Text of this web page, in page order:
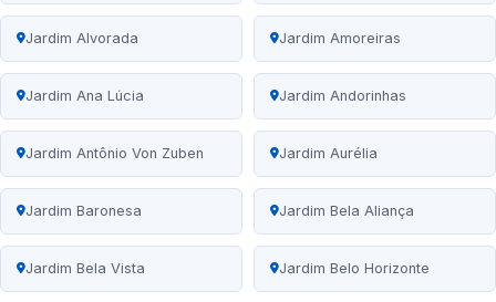
Jardim Alvorada Jardim Amoreiras
Jardim Ana Lúcia Jardim Andorinhas
Jardim Antônio Von Zuben Jardim Aurélia
Jardim Baronesa Jardim Bela Aliança
Jardim Bela Vista Jardim Belo Horizonte